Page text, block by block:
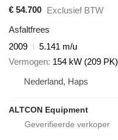
€ 54.700
Exclusief BTW
Asfaltfrees
2009
5.141 m/u
Vermogen 154 kW (209 PK)
Nederland, Haps
ALTCON Equipment